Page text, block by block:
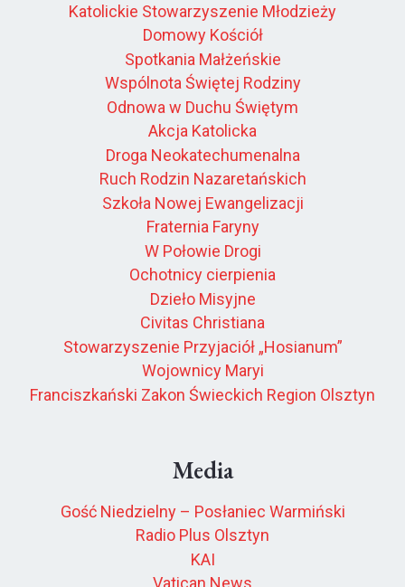
Katolickie Stowarzyszenie Młodzieży
Domowy Kościół
Spotkania Małżeńskie
Wspólnota Świętej Rodziny
Odnowa w Duchu Świętym
Akcja Katolicka
Droga Neokatechumenalna
Ruch Rodzin Nazaretańskich
Szkoła Nowej Ewangelizacji
Fraternia Faryny
W Połowie Drogi
Ochotnicy cierpienia
Dzieło Misyjne
Civitas Christiana
Stowarzyszenie Przyjaciół „Hosianum”
Wojownicy Maryi
Franciszkański Zakon Świeckich Region Olsztyn
Media
Gość Niedzielny – Posłaniec Warmiński
Radio Plus Olsztyn
KAI
Vatican News